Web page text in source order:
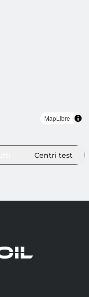
MapLibre
Centri test